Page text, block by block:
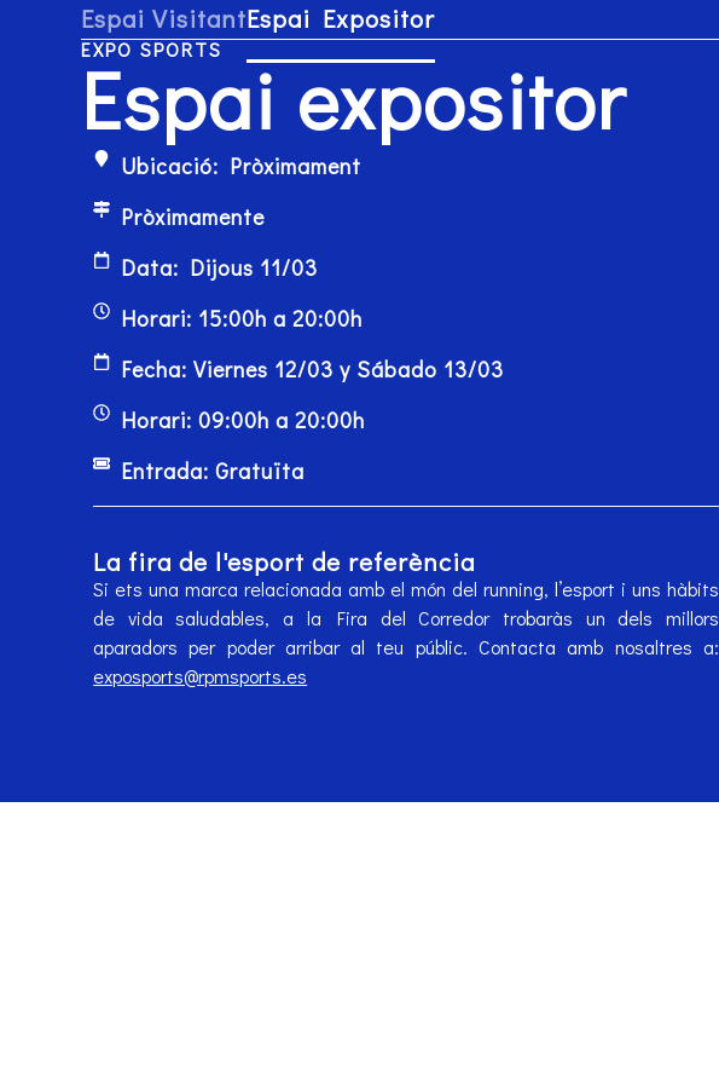
Espai VisitantEspai Expositor
EXPO SPORTS
Espai expositor
Ubicació: Pròximament
Pròximamente
Data: Dijous 11/03
Horari: 15:00h a 20:00h
Fecha: Viernes 12/03 y Sábado 13/03
Horari: 09:00h a 20:00h
Entrada: Gratuïta
La fira de l'esport de referència
Si ets una marca relacionada amb el món del running, l’esport i uns hàbits
de vida saludables, a la Fira del Corredor trobaràs un dels millors
aparadors per poder arribar al teu públic. Contacta amb nosaltres a:
exposports@rpmsports.es